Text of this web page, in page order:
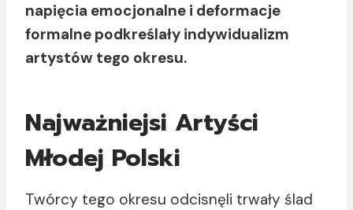
napięcia emocjonalne i deformacje
formalne podkreślały indywidualizm
artystów tego okresu.
Najważniejsi Artyści
Młodej Polski
Twórcy tego okresu odcisnęli trwały ślad